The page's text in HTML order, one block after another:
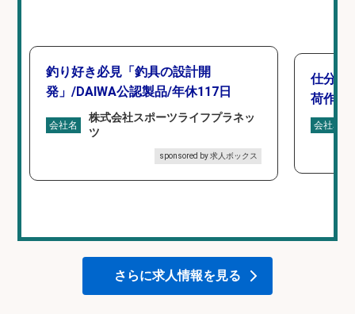
釣り好き必見「釣具の設計開
発」/DAIWA公認製品/年休117日
会社名
株式会社スポーツライフプラネッ
ツ
sponsored by 求人ボックス
仕分け
荷作業
会社名
さらに求人情報を見る